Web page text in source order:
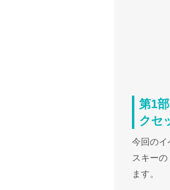
第1
クセ
今回のイ
スキー
ます。